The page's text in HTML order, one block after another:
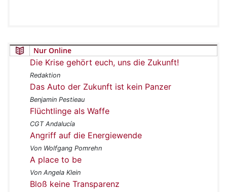
Nur Online
Die Krise gehört euch, uns die Zukunft!
Redaktion
Das Auto der Zukunft ist kein Panzer
Benjamin Pestieau
Flüchtlinge als Waffe
CGT Andalucía
Angriff auf die Energiewende
Von Wolfgang Pomrehn
A place to be
Von Angela Klein
Bloß keine Transparenz